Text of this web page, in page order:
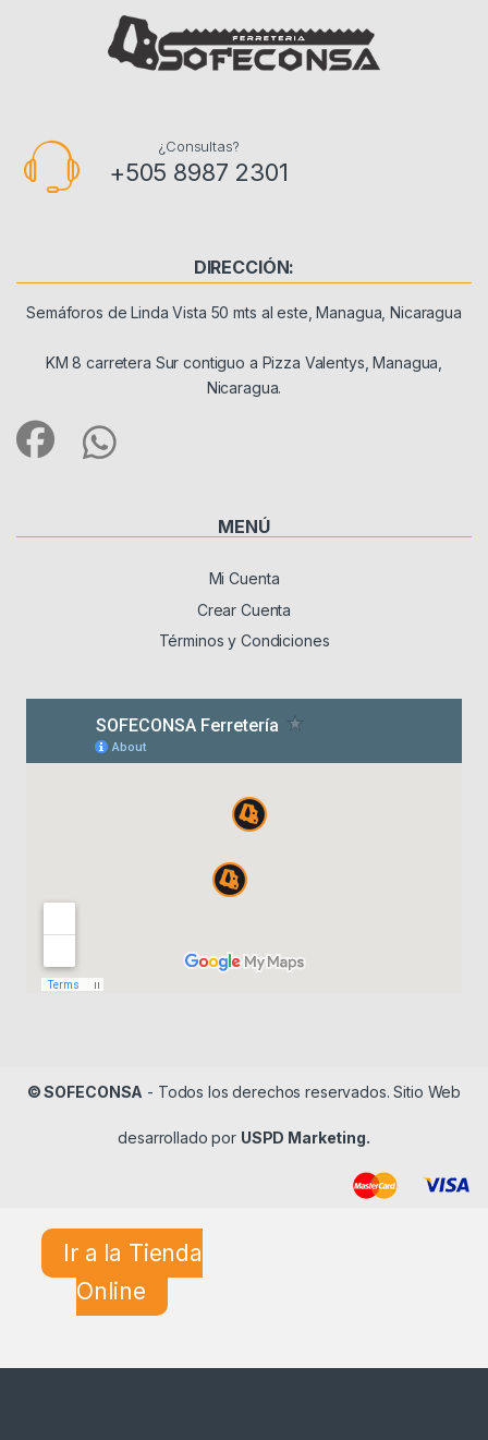
¿Consultas?
+505 8987 2301
DIRECCIÓN:
Semáforos de Linda Vista 50 mts al este, Managua, Nicaragua
KM 8 carretera Sur contiguo a Pizza Valentys, Managua,
Nicaragua.
MENÚ
Mi Cuenta
Crear Cuenta
Términos y Condiciones
© SOFECONSA - Todos los derechos reservados. Sitio Web
desarrollado por USPD Marketing.
Ir a la Tienda
Online